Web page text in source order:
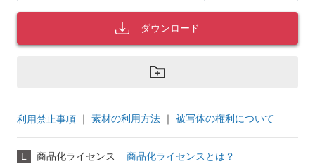
ダウンロード
利用禁止事項 ｜ 素材の利用方法 ｜ 被写体の権利について
L 商品化ライセンス 商品化ライセンスとは？